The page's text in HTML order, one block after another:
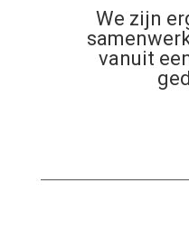
We zijn
vanuit